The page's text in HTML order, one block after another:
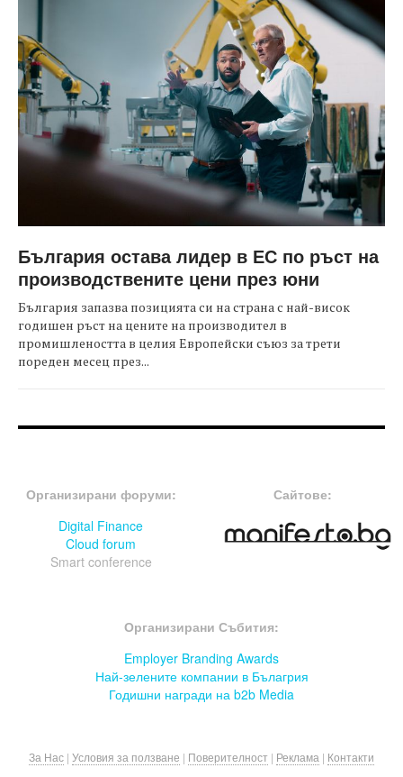
България остава лидер в ЕС по ръст на
производствените цени през юни
България запазва позицията си на страна с най-висок
годишен ръст на цените на производител в
промишлеността в целия Европейски съюз за трети
пореден месец през...
Организирани форуми:
Digital Finance
Cloud forum
Smart conference
Сайтове:
Организирани Събития:
Employer Branding Awards
Най-зелените компании в Бълагрия
Годишни награди на b2b Media
За Нас | Условия за ползване | Поверителност | Реклама | Контакти